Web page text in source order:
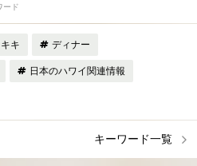
ード
キ ディナー
日本のハワイ関連情報
キーワード一覧